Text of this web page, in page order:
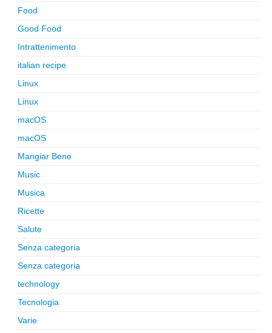
Food
Good Food
Intrattenimento
italian recipe
Linux
Linux
macOS
macOS
Mangiar Bene
Music
Musica
Ricette
Salute
Senza categoria
Senza categoria
technology
Tecnologia
Varie